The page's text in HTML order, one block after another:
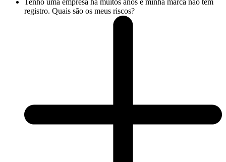
Tenho uma empresa há muitos anos e minha marca não tem
registro. Quais são os meus riscos?